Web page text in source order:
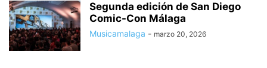
Segunda edición de San Diego
Comic-Con Málaga
Musicamalaga - marzo 20, 2026